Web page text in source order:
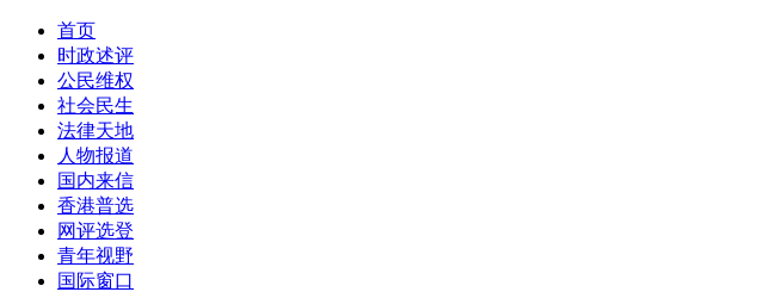
首页
时政述评
公民维权
社会民生
法律天地
人物报道
国内来信
香港普选
网评选登
青年视野
国际窗口